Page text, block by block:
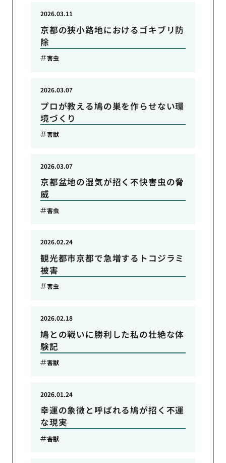
京都の狭小路地におけるゴキブリ防
除
2026.03.11
害虫
プロが教える鳩の巣を作らせない環
境づくり
2026.03.07
害獣
京都盆地の湿気が招く不快害虫の脅
威
2026.03.07
害虫
観光都市京都で急増するトコジラミ
被害
2026.02.24
害虫
鳩との戦いに勝利した私の壮絶な体
験記
2026.02.18
害獣
幸運の象徴と呼ばれる鳩が招く不運
な現実
2026.01.24
害獣